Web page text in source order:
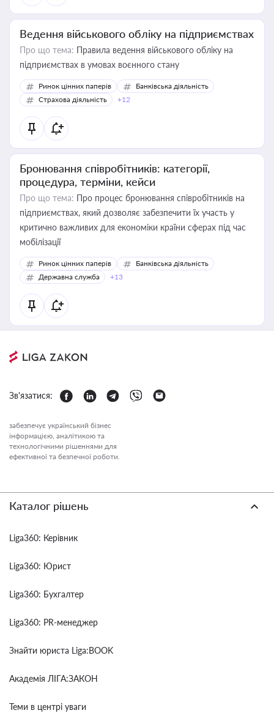
Ведення військового обліку на підприємствах
Про що тема: Правила ведення військового обліку на
підприємствах в умовах воєнного стану
Ринок цінних паперів
Банківська діяльність
Страхова діяльність
+12
Бронювання співробітників: категорії,
процедура, терміни, кейси
Про що тема: Про процес бронювання співробітників на
підприємствах, який дозволяє забезпечити їх участь у
критично важливих для економіки країни сферах під час
мобілізації
Ринок цінних паперів
Банківська діяльність
Державна служба
+13
Зв'язатися:
забезпечує український бізнес
інформацією, аналітикою та
технологічними рішеннями для
ефективної та безпечної роботи.
Каталог рішень
Liga360: Керівник
Liga360: Юрист
Liga360: Бухгалтер
Liga360: PR-менеджер
Знайти юриста Liga:BOOK
Академія ЛІГА:ЗАКОН
Теми в центрі уваги